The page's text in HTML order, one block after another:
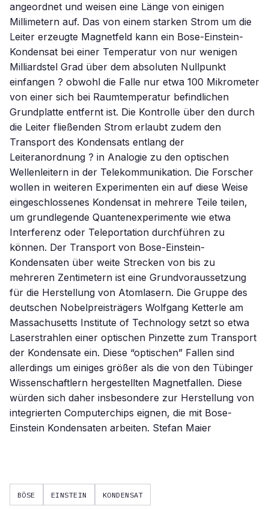
angeordnet und weisen eine Länge von einigen
Millimetern auf. Das von einem starken Strom um die
Leiter erzeugte Magnetfeld kann ein Bose-Einstein-
Kondensat bei einer Temperatur von nur wenigen
Milliardstel Grad über dem absoluten Nullpunkt
einfangen ? obwohl die Falle nur etwa 100 Mikrometer
von einer sich bei Raumtemperatur befindlichen
Grundplatte entfernt ist. Die Kontrolle über den durch
die Leiter fließenden Strom erlaubt zudem den
Transport des Kondensats entlang der
Leiteranordnung ? in Analogie zu den optischen
Wellenleitern in der Telekommunikation. Die Forscher
wollen in weiteren Experimenten ein auf diese Weise
eingeschlossenes Kondensat in mehrere Teile teilen,
um grundlegende Quantenexperimente wie etwa
Interferenz oder Teleportation durchführen zu
können. Der Transport von Bose-Einstein-
Kondensaten über weite Strecken von bis zu
mehreren Zentimetern ist eine Grundvoraussetzung
für die Herstellung von Atomlasern. Die Gruppe des
deutschen Nobelpreisträgers Wolfgang Ketterle am
Massachusetts Institute of Technology setzt so etwa
Laserstrahlen einer optischen Pinzette zum Transport
der Kondensate ein. Diese “optischen” Fallen sind
allerdings um einiges größer als die von den Tübinger
Wissenschaftlern hergestellten Magnetfallen. Diese
würden sich daher insbesondere zur Herstellung von
integrierten Computerchips eignen, die mit Bose-
Einstein Kondensaten arbeiten. Stefan Maier
BÖSE EINSTEIN KONDENSAT